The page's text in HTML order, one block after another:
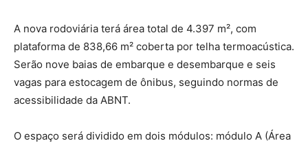
A nova rodoviária terá área total de 4.397 m², com
plataforma de 838,66 m² coberta por telha termoacústica.
Serão nove baias de embarque e desembarque e seis
vagas para estocagem de ônibus, seguindo normas de
acessibilidade da ABNT.
O espaço será dividido em dois módulos: módulo A (Área